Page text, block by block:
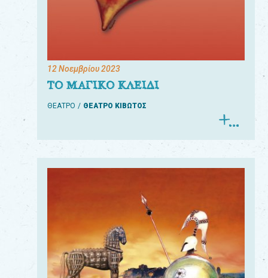
12 Νοεμβρίου 2023
ΤΟ ΜΑΓΙΚΟ ΚΛΕΙΔΙ
ΘΕΑΤΡΟ ΘΕΑΤΡΟ ΚΙΒΩΤΟΣ